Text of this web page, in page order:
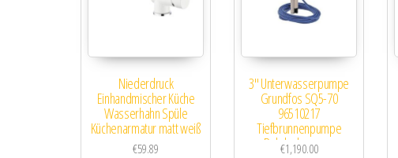
Niederdruck
Einhandmischer Küche
Wasserhahn Spüle
Küchenarmatur matt weiß
€59.89
3″ Unterwasserpumpe
Grundfos SQ5-70
96510217
Tiefbrunnenpumpe
Bohrlochpumpe
€1,190.00